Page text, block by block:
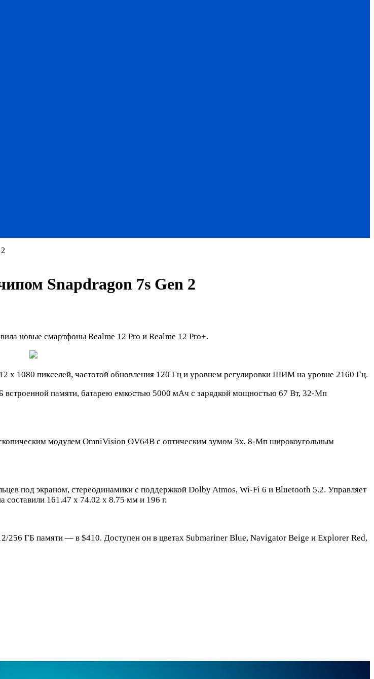
Snapdragon 7s Gen 2
новые смартфоны Realme 12 Pro и Realme 12 Pro+.
1080 пикселей, частотой обновления 120 Гц и уровнем регулировки ШИМ на уровне 2160 Гц.
памяти, батарею емкостью 5000 мАч с зарядкой мощностью 67 Вт, 32-Мп
модулем OmniVision OV64B с оптическим зумом 3x, 8-Мп широкоугольным
под экраном, стереодинамики с поддержкой Dolby Atmos, Wi-Fi 6 и Bluetooth 5.2. Управляет
161.47 x 74.02 x 8.75 мм и 196 г.
ГБ памяти — в $410. Доступен он в цветах Submariner Blue, Navigator Beige и Explorer Red,